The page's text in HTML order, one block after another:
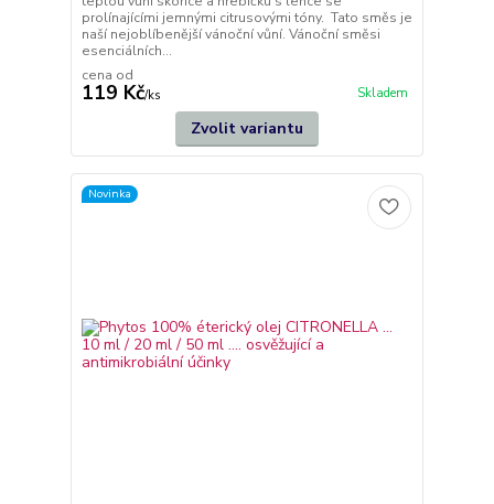
prolínajícími jemnými citrusovými tóny. Tato směs je
naší nejoblíbenější vánoční vůní. Vánoční směsi
esenciálních...
cena od
119 Kč/ks Skladem
Zvolit variantu
Novinka